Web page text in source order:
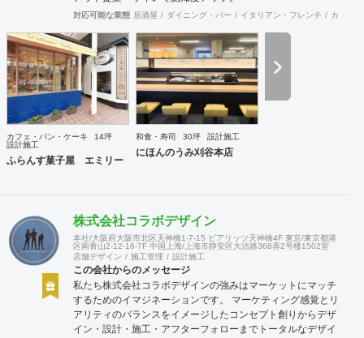
対応可能な業態 居酒屋 ダイニング・バー イタリアン・フレンチ カフェ
カフェ・パン・ケーキ
14坪
設計施工
ふらんす菓子屋 エミリー
和食・寿司 30坪 設計施工
にほんのうみ刈谷本店
株式会社コラボデザイン
本社/大阪府大阪市北区天神橋1-7-15 ビアリッツ天神橋4F 東京/東京都港
区南青山2-12-16-7F 中国上海/上海市静安区大沽路368弄2号楼1502室
店舗デザイン
施工管理 設計施工
この会社からのメッセージ
私たち株式会社コラボデザインの強みはマーケットにマッチ
するためのイマジネーションです。 マーケティング感覚とリ
アリティのバランスをイメージしたコンセプト創りからデザ
イン・設計・施工・アフターフォローまでトータルなデザイ